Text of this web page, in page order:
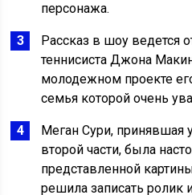
персонажа.
Рассказ в шоу ведется
теннисиста Джона
молодежном проекте
семья которой очень
Меган Сури, принявшая
второй части, была
представленной
решила записать ролик